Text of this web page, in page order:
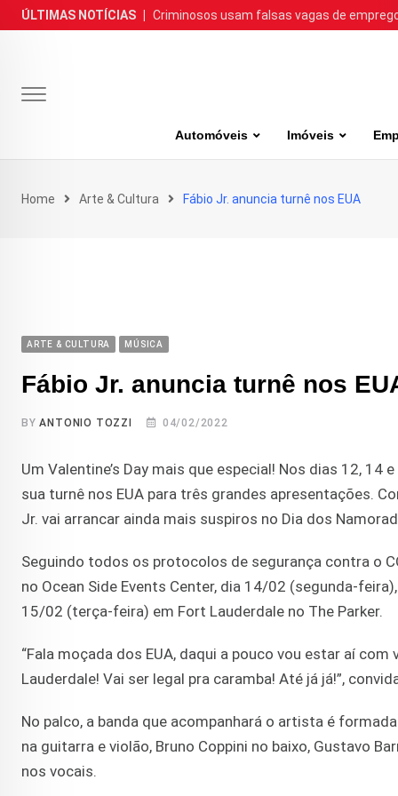
Skip
to
ÚLTIMAS NOTÍCIAS Criminosos usam falsas vagas de
Automóveis Imóveis
Home Arte & Cultura Fábio Jr. anuncia turnê nos EUA
ARTE & CULTURA MÚSICA
Fábio Jr. anuncia turnê nos
BYANTONIO TOZZI 04/02/2022
Um Valentine’s Day mais que especial! Nos dias 12,
sua turnê nos EUA para três grandes apresentações.
Jr. vai arrancar ainda mais suspiros no Dia dos
Seguindo todos os protocolos de segurança contra o
no Ocean Side Events Center, dia 14/02 (segunda-
15/02 (terça-feira) em Fort Lauderdale no The Parker.
“Fala moçada dos EUA, daqui a pouco vou estar aí
Lauderdale! Vai ser legal pra caramba! Até já já!”,
No palco, a banda que acompanhará o artista é
na guitarra e violão, Bruno Coppini no baixo, Gustavo
nos vocais.